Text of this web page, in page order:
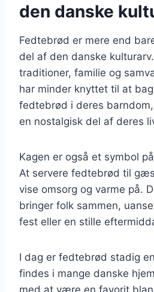
den danske
Fedtebrød er mere end
del af den danske
traditioner, familie og
har minder knyttet til at
fedtebrød i deres
en nostalgisk del af deres
Kagen er også et symbol
At servere fedtebrød til
vise omsorg og varme på.
bringer folk sammen,
fest eller en stille
I dag er fedtebrød stadig
findes i mange danske
med at være en favorit